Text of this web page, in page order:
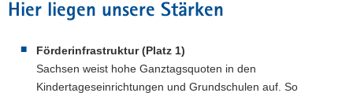
Hier liegen unsere Stärken
Förderinfrastruktur (Platz 1)
Sachsen weist hohe Ganztagsquoten in den
Kindertageseinrichtungen und Grundschulen auf. So